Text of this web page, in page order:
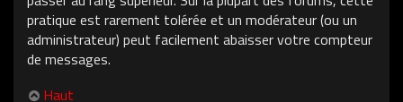
pratique est rarement tolérée et un modérateur (ou un
administrateur) peut facilement abaisser votre compteur
de messages.
Haut